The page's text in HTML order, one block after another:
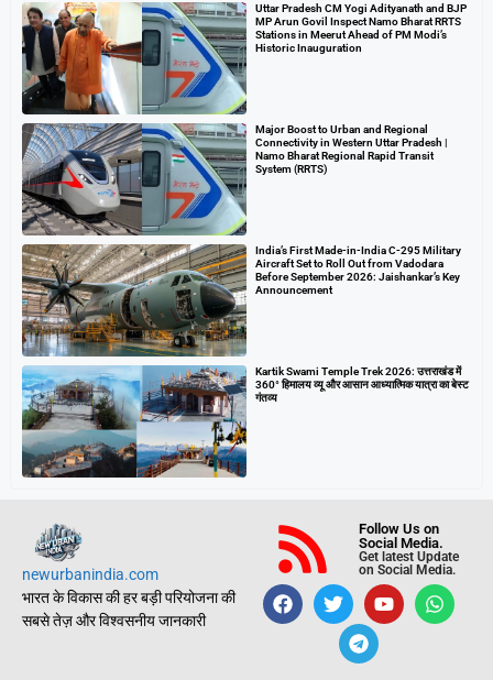
Uttar Pradesh CM Yogi Adityanath and BJP
MP Arun Govil Inspect Namo Bharat RRTS
Stations in Meerut Ahead of PM Modi’s
Historic Inauguration
Major Boost to Urban and Regional
Connectivity in Western Uttar Pradesh |
Namo Bharat Regional Rapid Transit
System (RRTS)
India’s First Made-in-India C-295 Military
Aircraft Set to Roll Out from Vadodara
Before September 2026: Jaishankar’s Key
Announcement
Kartik Swami Temple Trek 2026: उत्तराखंड में
360° हिमालय व्यू और आसान आध्यात्मिक यात्रा का बेस्ट
गंतव्य
newurbanindia.com
भारत के विकास की हर बड़ी परियोजना की
सबसे तेज़ और विश्वसनीय जानकारी
Follow Us on
Social Media.
Get latest Update
on Social Media.